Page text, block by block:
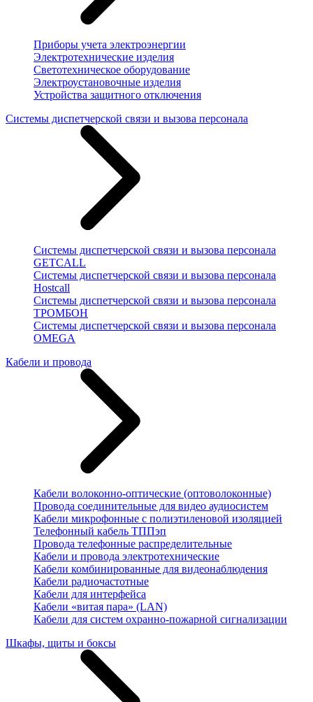
Приборы учета электроэнергии
Электротехнические изделия
Светотехническое оборудование
Электроустановочные изделия
Устройства защитного отключения
Системы диспетчерской связи и вызова персонала
Системы диспетчерской связи и вызова персонала
GETCALL
Системы диспетчерской связи и вызова персонала
Hostcall
Системы диспетчерской связи и вызова персонала
ТРОМБОН
Системы диспетчерской связи и вызова персонала
OMEGA
Кабели и провода
Кабели волоконно-оптические (оптоволоконные)
Провода соединительные для видео аудиосистем
Кабели микрофонные с полиэтиленовой изоляцией
Телефонный кабель ТППэп
Провода телефонные распределительные
Кабели и провода электротехнические
Кабели комбинированные для видеонаблюдения
Кабели радиочастотные
Кабели для интерфейса
Кабели «витая пара» (LAN)
Кабели для систем охранно-пожарной сигнализации
Шкафы, щиты и боксы